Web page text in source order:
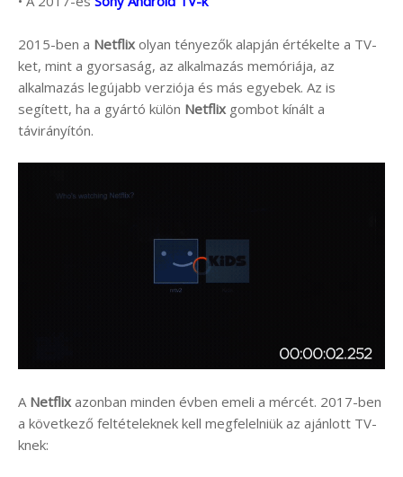
2015-ben a Netflixolyan tényezők alapján értékelte a TV-
ket, mint a gyorsaság, az alkalmazás memóriája, az
alkalmazás legújabb verziója és más egyebek. Az is
segített, ha a gyártó külön Netflixgombot kínált a
távirányítón.
A Netflix azonban minden évben emeli a mércét. 2017-ben
a következő feltételeknek kell megfelelniük az ajánlott TV-
knek: